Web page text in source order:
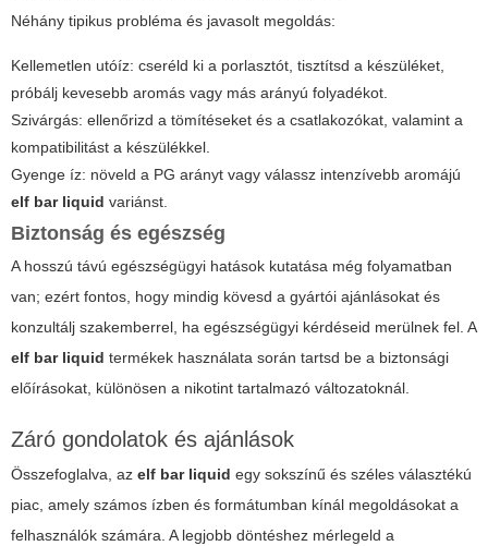
Néhány tipikus probléma és javasolt megoldás:
Kellemetlen utóíz: cseréld ki a porlasztót, tisztítsd a készüléket,
próbálj kevesebb aromás vagy más arányú folyadékot.
Szivárgás: ellenőrizd a tömítéseket és a csatlakozókat, valamint a
kompatibilitást a készülékkel.
Gyenge íz: növeld a PG arányt vagy válassz intenzívebb aromájú
elf bar liquid variánst.
Biztonság és egészség
A hosszú távú egészségügyi hatások kutatása még folyamatban
van; ezért fontos, hogy mindig kövesd a gyártói ajánlásokat és
konzultálj szakemberrel, ha egészségügyi kérdéseid merülnek fel. A
elf bar liquid termékek használata során tartsd be a biztonsági
előírásokat, különösen a nikotint tartalmazó változatoknál.
Záró gondolatok és ajánlások
Összefoglalva, az elf bar liquid egy sokszínű és széles választékú
piac, amely számos ízben és formátumban kínál megoldásokat a
felhasználók számára. A legjobb döntéshez mérlegeld a